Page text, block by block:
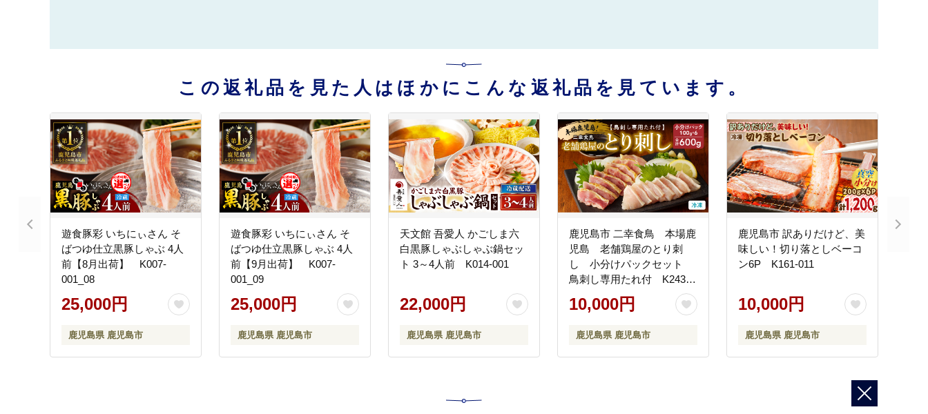
この返礼品を見た人はほかにこんな返礼品を見ています。
遊食豚彩 いちにぃさん そ
ばつゆ仕立黒豚しゃぶ 4人
前【8月出荷】 K007-
001_08
25,000円
鹿児島県 鹿児島市
遊食豚彩 いちにぃさん そ
ばつゆ仕立黒豚しゃぶ 4人
前【9月出荷】 K007-
001_09
25,000円
鹿児島県 鹿児島市
天文館 吾愛人 かごしま六
白黒豚しゃぶしゃぶ鍋セッ
ト 3～4人前 K014-001
22,000円
鹿児島県 鹿児島市
鹿児島市 二幸食鳥 本場鹿
児島 老舗鶏屋のとり刺
し 小分けパックセット
鳥刺し専用たれ付 K243-
10,000円
鹿児島県 鹿児島市
鹿児島市 訳ありだけど、美
味しい！切り落としベーコ
ン6P K161-011
10,000円
鹿児島県 鹿児島市